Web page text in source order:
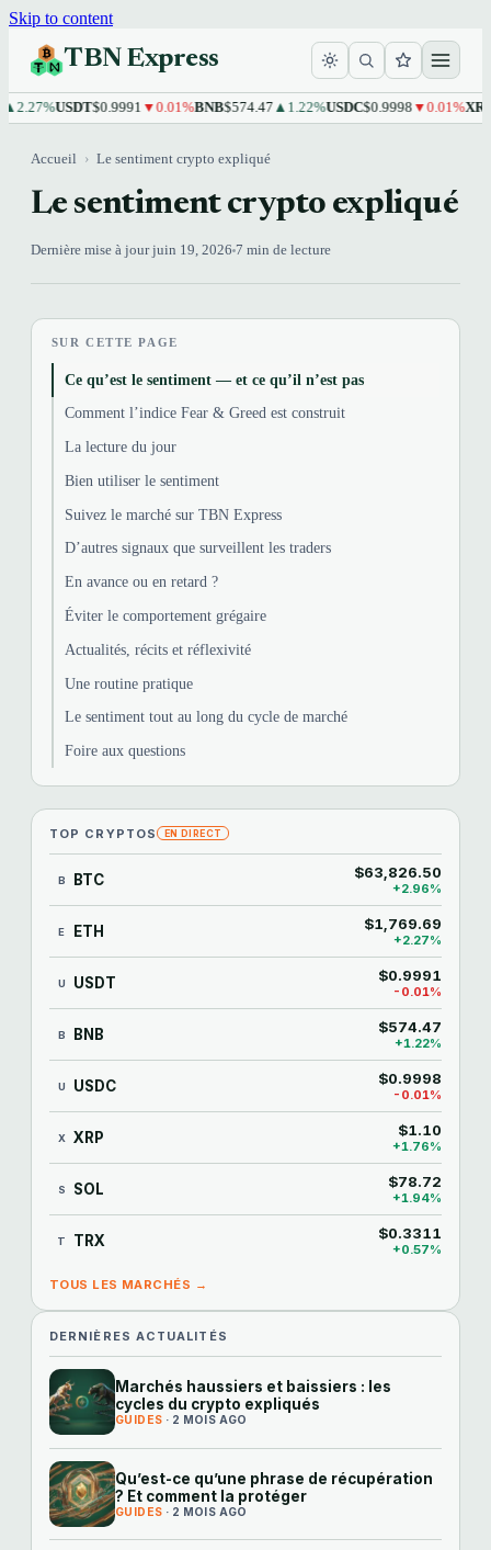
Skip to content
TBN Express
USDT$0.9991▼0.01%BNB$574.47▲1.22%USDC$0.9998▼0.01%XRP
Accueil › Le sentiment crypto expliqué
Le sentiment crypto expliqué
Dernière mise à jour juin 19, 2026 7 min de lecture
SUR CETTE PAGE
Ce qu’est le sentiment — et ce qu’il n’est pas
Comment l’indice Fear & Greed est construit
La lecture du jour
Bien utiliser le sentiment
Suivez le marché sur TBN Express
D’autres signaux que surveillent les traders
En avance ou en retard ?
Éviter le comportement grégaire
Actualités, récits et réflexivité
Une routine pratique
Le sentiment tout au long du cycle de marché
Foire aux questions
TOP CRYPTOS EN DIRECT
B BTC $63,826.50
+2.96%
E ETH $1,769.69
+2.27%
U USDT $0.9991
-0.01%
B BNB $574.47
+1.22%
U USDC $0.9998
-0.01%
X XRP $1.10
+1.76%
S SOL $78.72
+1.94%
T TRX $0.3311
+0.57%
TOUS LES MARCHÉS →
DERNIÈRES ACTUALITÉS
Marchés haussiers et baissiers : les
cycles du crypto expliqués
GUIDES · 2 MOIS AGO
Qu’est-ce qu’une phrase de récupération
? Et comment la protéger
GUIDES · 2 MOIS AGO